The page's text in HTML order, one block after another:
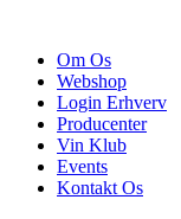
indholdOm Os
Webshop
Login Erhverv
Producenter
Vin Klub
Events
Kontakt Os